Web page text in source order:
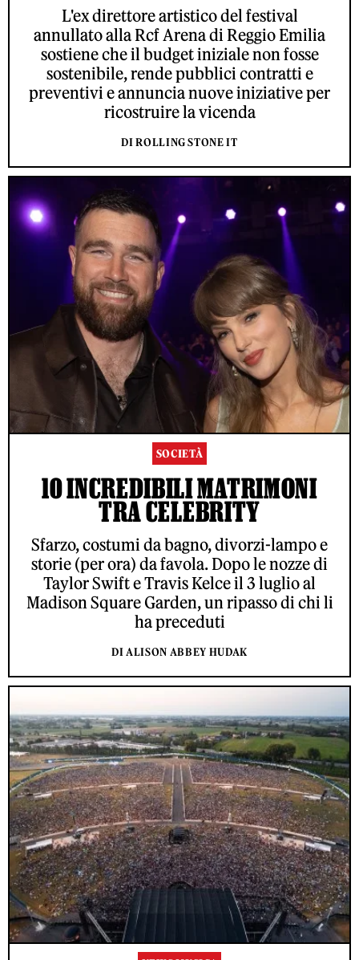
L'ex direttore artistico del festival
annullato alla Rcf Arena di Reggio Emilia
sostiene che il budget iniziale non fosse
sostenibile, rende pubblici contratti e
preventivi e annuncia nuove iniziative per
ricostruire la vicenda
DI ROLLING STONE IT
SOCIETÀ
10 INCREDIBILI MATRIMONI
TRA CELEBRITY
Sfarzo, costumi da bagno, divorzi-lampo e
storie (per ora) da favola. Dopo le nozze di
Taylor Swift e Travis Kelce il 3 luglio al
Madison Square Garden, un ripasso di chi li
ha preceduti
DI ALISON ABBEY HUDAK